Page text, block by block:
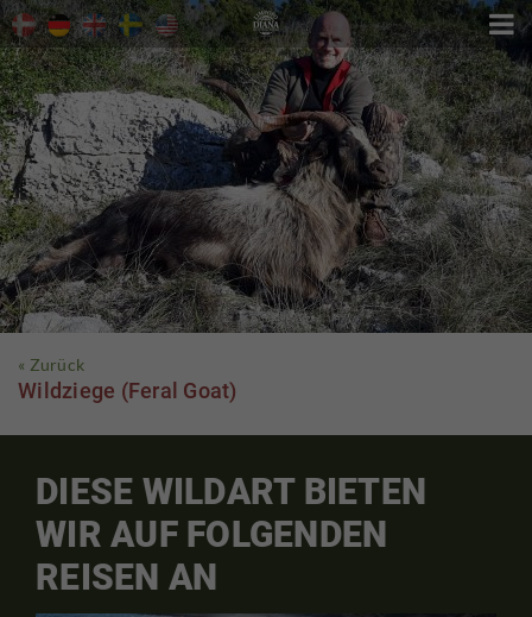

« Zurück
Wildziege (Feral Goat)
DIESE WILDART BIETEN
WIR AUF FOLGENDEN
REISEN AN